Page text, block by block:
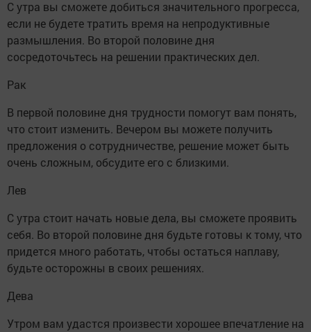
С утра вы сможете добиться значительного прогресса,
если не будете тратить время на непродуктивные
размышления. Во второй половине дня
сосредоточьтесь на решении практических дел.
Рак
В первой половине дня трудности помогут вам понять,
что стоит изменить. Вечером вы можете получить
предложения о сотрудничестве, решение может быть
очень сложным, обсудите его с близкими.
Лев
С утра стоит начать новые дела, вы сможете проявить
себя. Во второй половине дня будьте готовы к тому, что
придется много работать, чтобы остаться наплаву,
будьте осторожны в своих решениях.
Дева
Утром вам удастся произвести хорошее впечатление на